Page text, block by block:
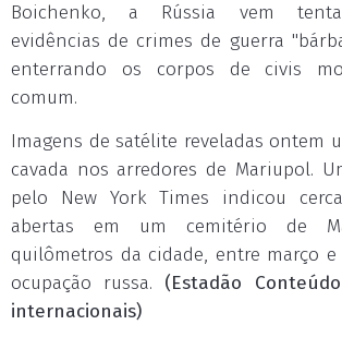
Boichenko, a Rússia vem
evidências de crimes de guerra
enterrando os corpos de civis
comum.
Imagens de satélite reveladas ontem
cavada nos arredores de Mariupol.
pelo New York Times indicou
abertas em um cemitério de
quilômetros da cidade, entre março
ocupação russa. (Estadão
internacionais)